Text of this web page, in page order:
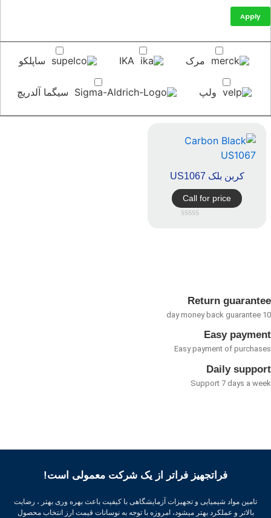
Apply
مرک IKA ساپلکو
ولپ سیگما آلدریچ
کربن بلک US1067
Call for price
Return
Easy
Easy payment of
Daily
Support 7 days a
فراتجهیز فراتر از یک شرکت معمولی است!
تامین مواد شیمیایی و تجهیزات آزمایشگاهی با کیفیت باعث بهره وری بهتر ، رضایت
بالاتر و عملکرد بهتر میشود، امروزه با توجه به نوسانات قیمت ارز انتخاب محصول